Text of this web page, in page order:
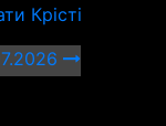
Крісті